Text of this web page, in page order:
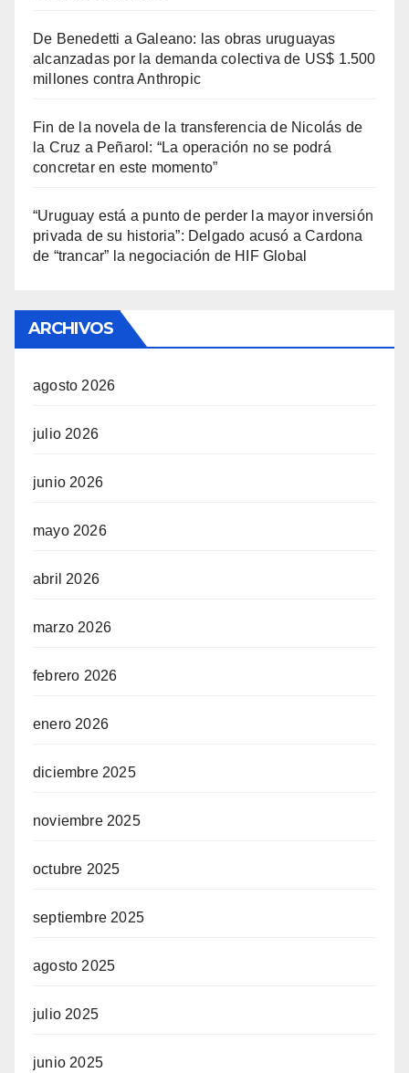
De Benedetti a Galeano: las obras uruguayas
alcanzadas por la demanda colectiva de US$ 1.500
millones contra Anthropic
Fin de la novela de la transferencia de Nicolás de
la Cruz a Peñarol: “La operación no se podrá
concretar en este momento”
“Uruguay está a punto de perder la mayor inversión
privada de su historia”: Delgado acusó a Cardona
de “trancar” la negociación de HIF Global
ARCHIVOS
agosto 2026
julio 2026
junio 2026
mayo 2026
abril 2026
marzo 2026
febrero 2026
enero 2026
diciembre 2025
noviembre 2025
octubre 2025
septiembre 2025
agosto 2025
julio 2025
junio 2025